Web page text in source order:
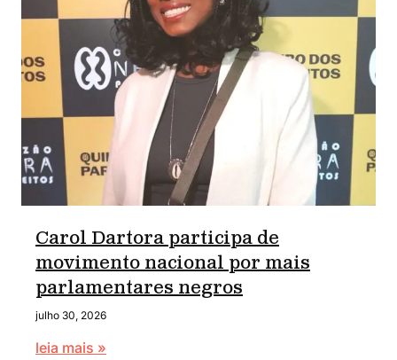
Carol Dartora participa de
movimento nacional por mais
parlamentares negros
julho 30, 2026
leia mais »